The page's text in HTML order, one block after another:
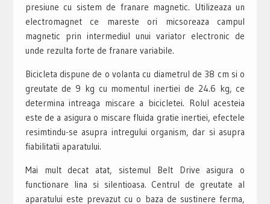
presiune cu sistem de franare magnetic. Utilizeaza un
electromagnet ce mareste ori micsoreaza campul
magnetic prin intermediul unui variator electronic de
unde rezulta forte de franare variabile.
Bicicleta dispune de o volanta cu diametrul de 38 cm si o
greutate de 9 kg cu momentul inertiei de 24.6 kg, ce
determina intreaga miscare a bicicletei. Rolul acesteia
este de a asigura o miscare fluida gratie inertiei, efectele
resimtindu-se asupra intregului organism, dar si asupra
fiabilitatii aparatului.
Mai mult decat atat, sistemul Belt Drive asigura o
functionare lina si silentioasa. Centrul de greutate al
aparatului este prevazut cu o baza de sustinere ferma,